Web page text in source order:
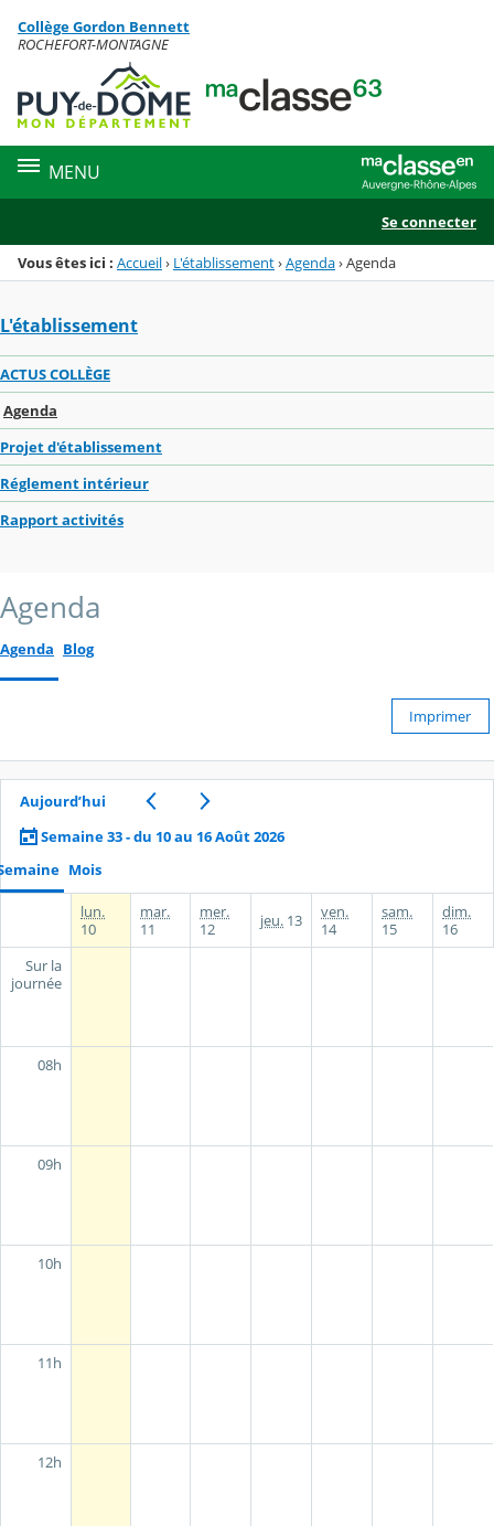
Menu de la rubrique
Contenu
Collège Gordon Bennett
ROCHEFORT-MONTAGNE
MENU
Se connecter
Vous êtes ici : Accueil› L'établissement›Agenda›Agenda
L'établissement
ACTUS COLLÈGE
Agenda
Projet d'établissement
Réglement intérieur
Rapport activités
Agenda
Agenda Blog
Imprimer
Aujourd’hui
Semaine 33 - du 10 au 16 Août 2026
Mois
lun.
10
mar.
11
mer.
12
jeu. 13
ven.
14
sam.
15
dim.
16
Sur la
journée
08h
09h
10h
11h
12h